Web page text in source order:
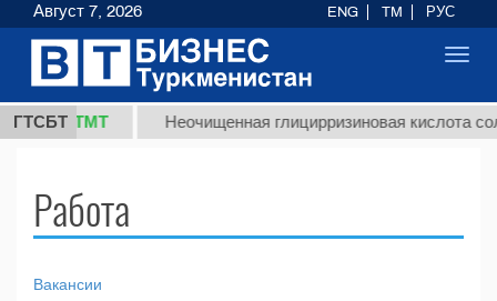
ГТСБТ
37,8 ТМТ Неочищенная глицирризиновая кислота
Работа
Вакансии
Август 7, 2026 ENG TM РУС